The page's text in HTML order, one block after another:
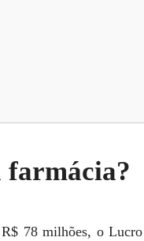
farmácia?
78 milhões, o